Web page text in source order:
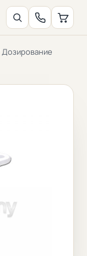
Дозирование